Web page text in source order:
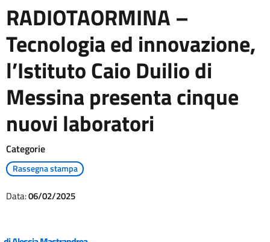
RADIOTAORMINA –
Tecnologia ed innovazione,
l’Istituto Caio Duilio di
Messina presenta cinque
nuovi laboratori
Categorie
Rassegna stampa
Data:06/02/2025